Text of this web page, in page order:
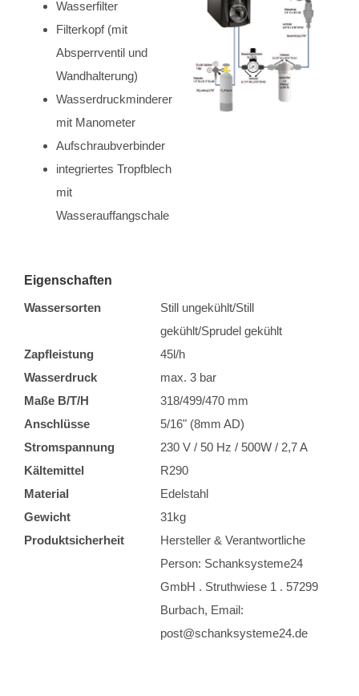
Wasserfilter
Filterkopf (mit
Absperrventil und
Wandhalterung)
Wasserdruckminderer
mit Manometer
Aufschraubverbinder
integriertes Tropfblech
mit
Wasserauffangschale
Eigenschaften
Wassersorten
Still ungekühlt/Still
gekühlt/Sprudel gekühlt
Zapfleistung
45l/h
Wasserdruck
max. 3 bar
Maße B/T/H
318/499/470 mm
Anschlüsse
5/16" (8mm AD)
Stromspannung
230 V / 50 Hz / 500W / 2,7 A
Kältemittel
R290
Material
Edelstahl
Gewicht
31kg
Produktsicherheit
Hersteller & Verantwortliche
Person: Schanksysteme24
GmbH . Struthwiese 1 . 57299
Burbach, Email:
post@schanksysteme24.de